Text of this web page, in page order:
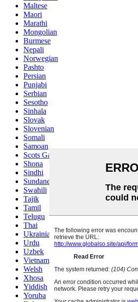
Maltese
Maori
Marathi
Mongolian
Burmese
Nepali
Norwegian
Pashto
Persian
Punjabi
Serbian
Sesotho
Sinhala
Slovak
Slovenian
Somali
Samoan
Scots Gaelic
Shona
Sindhi
Sundanese
Swahili
Tajik
Tamil
Telugu
Thai
Ukrainian
Urdu
Uzbek
Vietnamese
Welsh
Xhosa
Yiddish
Yoruba